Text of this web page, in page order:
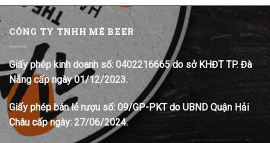
CÔNG TY TNHH MÊ BEER
Giấy phép kinh doanh số: 0402216665 do sở KHĐT TP. Đà
Nẵng cấp ngày 01/12/2023.
Giấy phép bán lẻ rượu số: 09/GP-PKT do UBND Quận Hải
Châu cấp ngày: 27/06/2024.